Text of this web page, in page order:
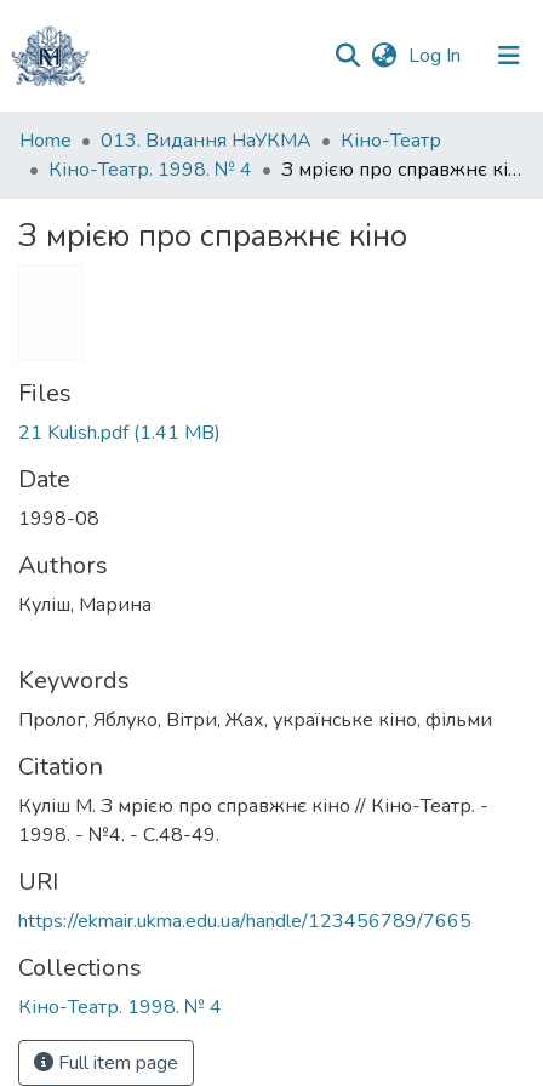
Log In (current)
Communities
&
All of DSpace
Home 013. Видання НаУКМА
Кіно-Театр
Кіно-Театр. 1998. № 4
З мрією про справжнє кіно
З мрією про справжнє кіно
Files
21 Kulish.pdf(1.41 MB)
Date
1998-08
Authors
Куліш, Марина
Keywords
Пролог, Яблуко, Вітри, Жах, українське кіно, фільми
Citation
Куліш М. З мрією про справжнє кіно // Кіно-Театр. -
1998. - №4. - С.48-49.
URI
https://ekmair.ukma.edu.ua/handle/123456789/7665
Collections
Кіно-Театр. 1998. № 4
Full item page